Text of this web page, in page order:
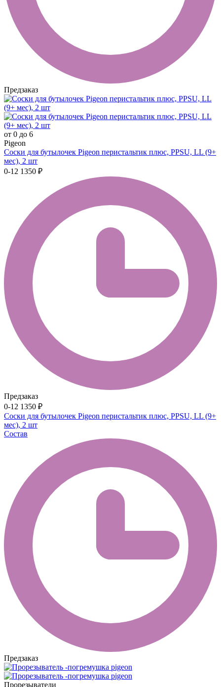
Предзаказ
от 0 до 6
Pigeon
Соски для бутылочек Pigeon перистальтик плюс, PPSU, LL (9+
мес), 2 шт
0-12 1350 ₽
Предзаказ
0-12 1350 ₽
Соски для бутылочек Pigeon перистальтик плюс, PPSU, LL (9+
мес), 2 шт
Состав
Предзаказ
Прорезыватели